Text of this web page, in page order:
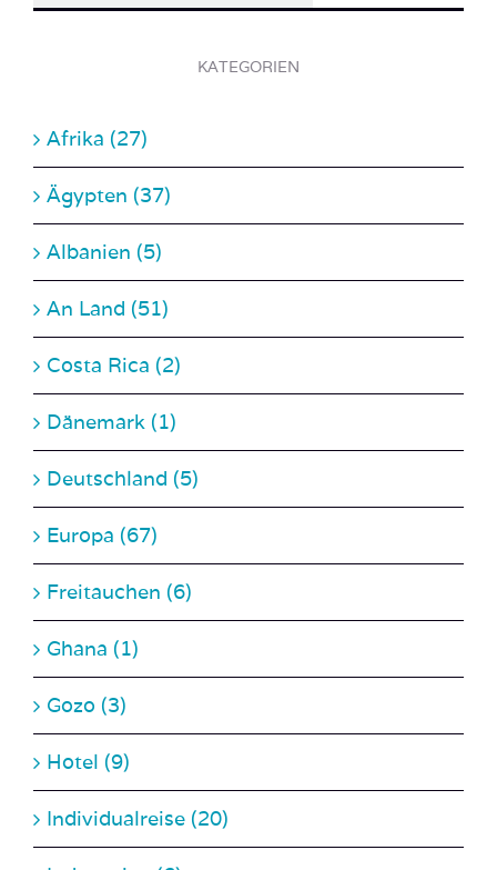
Ägypten (37)
Albanien (5)
An Land (51)
Costa Rica (2)
Dänemark (1)
Deutschland (5)
Europa (67)
Freitauchen (6)
Ghana (1)
Gozo (3)
Hotel (9)
Individualreise (20)
Indonesien (6)